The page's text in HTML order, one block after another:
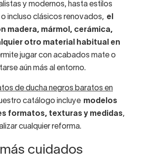
y modernos, hasta estilos
incluso clásicos renovados, el
madera, mármol, cerámica,
otro material habitual en
jugar con acabados mate o
aún más al entorno.
de ducha negros baratos en
catálogo incluye modelos
formatos, texturas y medidas,
cualquier reforma.
cuidados